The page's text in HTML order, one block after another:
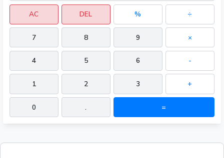
AC DEL % ÷
7 8 9 ×
4 5 6 -
1 2 3 +
0 . =